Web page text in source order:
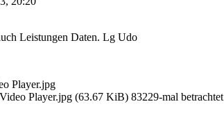
Leistungen Daten. Lg Udo
Player.jpg (63.67 KiB) 83229-mal betrachtet